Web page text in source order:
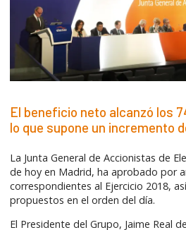
El beneficio neto alcanzó los
lo que supone un incremento
La Junta General de Accionistas de
de hoy en Madrid, ha aprobado por
correspondientes al Ejercicio 2018,
propuestos en el orden del día.
El Presidente del Grupo, Jaime Real